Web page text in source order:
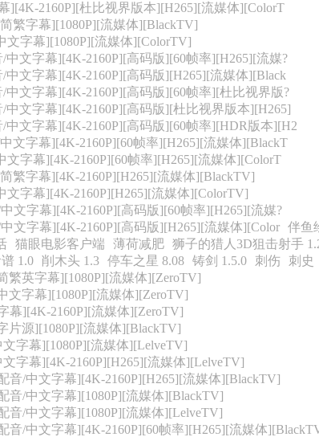
][4K-2160P][杜比视界版本][H265][流媒体][ColorT
繁字幕][1080P][流媒体][BlackTV]
文字幕][1080P][流媒体][ColorTV]
文字幕][4K-2160P][高码版][60帧率][H265][流媒?
文字幕][4K-2160P][高码版][H265][流媒体][Black
文字幕][4K-2160P][高码版][60帧率][杜比视界版?
文字幕][4K-2160P][高码版][杜比视界版本][H265]
文字幕][4K-2160P][高码版][60帧率][HDR版本][H2
文字幕][4K-2160P][60帧率][H265][流媒体][BlackT
字幕][4K-2160P][60帧率][H265][流媒体][ColorT
繁字幕][4K-2160P][H265][流媒体][BlackTV]
字幕][4K-2160P][H265][流媒体][ColorTV]
文字幕][4K-2160P][高码版][60帧率][H265][流媒?
文字幕][4K-2160P][高码版][H265][流媒体][Color 伴鱼
猫眼电影客户端 薄荷减肥 狮子的猎人3D狙击射手
1.0 削木头 1.3 停车之星 8.08 铸剑 1.5.0 刺伤 刺史
英字幕][1080P][流媒体][ZeroTV]
文字幕][1080P][流媒体][ZeroTV]
幕][4K-2160P][流媒体][ZeroTV]
片源][1080P][流媒体][BlackTV]
字幕][1080P][流媒体][LelveTV]
字幕][4K-2160P][H265][流媒体][LelveTV]
/中文字幕][4K-2160P][H265][流媒体][BlackTV]
音/中文字幕][1080P][流媒体][BlackTV]
音/中文字幕][1080P][流媒体][LelveTV]
/中文字幕][4K-2160P][60帧率][H265][流媒体